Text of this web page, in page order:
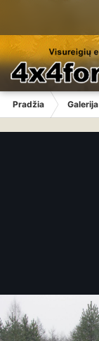
Pradžia Galerija